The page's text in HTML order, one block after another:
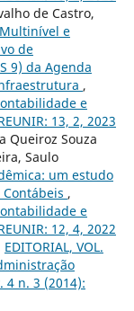
de Castro,
e
de
9) da Agenda
,
e
13, 2, 2023
Queiroz Souza
Saulo
um estudo
,
e
12, 4, 2022
EDITORIAL, VOL.
n. 3 (2014):